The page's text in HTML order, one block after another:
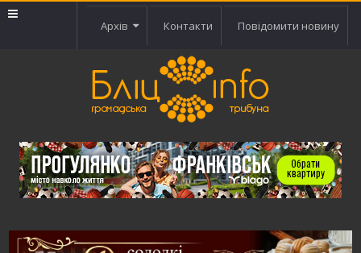
Архів Контакти Повідомити новину